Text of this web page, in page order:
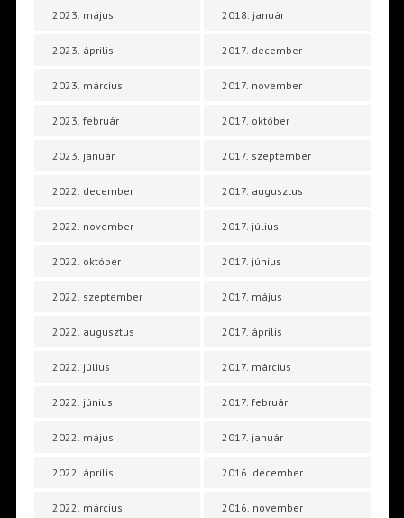
2023. május
2023. április
2023. március
2023. február
2023. január
2022. december
2022. november
2022. október
2022. szeptember
2022. augusztus
2022. július
2022. június
2022. május
2022. április
2022. március
2018. január
2017. december
2017. november
2017. október
2017. szeptember
2017. augusztus
2017. július
2017. június
2017. május
2017. április
2017. március
2017. február
2017. január
2016. december
2016. november